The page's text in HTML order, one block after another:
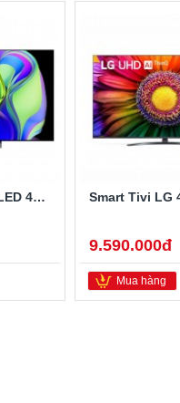
Smart Tivi LG OLED 4K 55 Inch OLED55C3PSA
9.590.000đ
Mua hàng